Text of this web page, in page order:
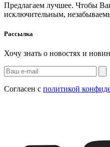
Предлагаем лучшее. Чтобы
исключительным,
Рассылка
Хочу знать о новостях и
Согласен с политикой